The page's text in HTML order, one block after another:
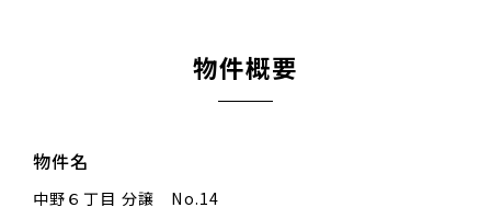
物件概要
物件名
中野６丁目 分譲 No.14